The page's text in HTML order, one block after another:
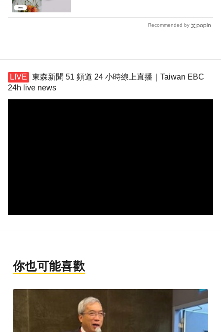
Recommended by
東森新聞 51 頻道 24 小時線上直播｜Taiwan EBC
24h live news
你也可能喜歡